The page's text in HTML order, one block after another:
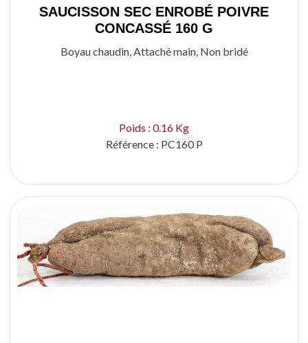
SAUCISSON SEC ENROBÉ POIVRE
CONCASSÉ 160 G
Boyau chaudin, Attaché main, Non bridé
Poids : 0.16 Kg
Référence : PC160 P